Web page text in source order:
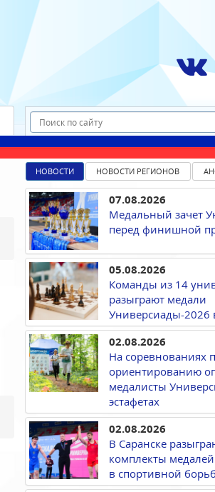
НОВОСТИ НОВОСТИ РЕГИОНОВ
07.08.2026
Медальный зачет
перед финишной
05.08.2026
Команды из 14
разыграют медали
Универсиады-2026
02.08.2026
На соревнованиях
ориентированию
медалисты
эстафетах
02.08.2026
В Саранске
комплекты
в спортивной